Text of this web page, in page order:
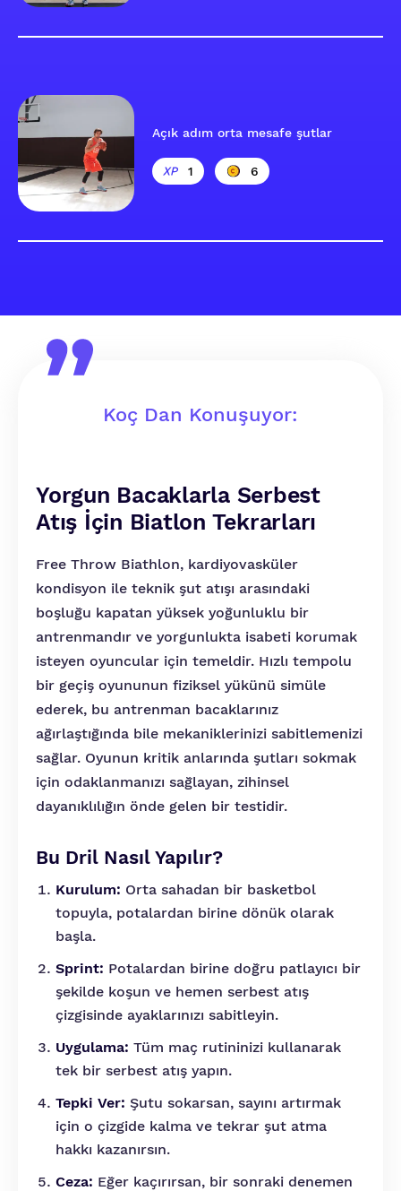
Açık adım orta mesafe şutlar
1 6
Koç Dan Konuşuyor:
Yorgun Bacaklarla Serbest
Atış İçin Biatlon Tekrarları
Free Throw Biathlon, kardiyovasküler
kondisyon ile teknik şut atışı arasındaki
boşluğu kapatan yüksek yoğunluklu bir
antrenmandır ve yorgunlukta isabeti korumak
isteyen oyuncular için temeldir. Hızlı tempolu
bir geçiş oyununun fiziksel yükünü simüle
ederek, bu antrenman bacaklarınız
ağırlaştığında bile mekaniklerinizi sabitlemenizi
sağlar. Oyunun kritik anlarında şutları sokmak
için odaklanmanızı sağlayan, zihinsel
dayanıklılığın önde gelen bir testidir.
Bu Dril Nasıl Yapılır?
Kurulum: Orta sahadan bir basketbol
topuyla, potalardan birine dönük olarak
başla.
Sprint: Potalardan birine doğru patlayıcı bir
şekilde koşun ve hemen serbest atış
çizgisinde ayaklarınızı sabitleyin.
Uygulama: Tüm maç rutininizi kullanarak
tek bir serbest atış yapın.
Tepki Ver: Şutu sokarsan, sayını artırmak
için o çizgide kalma ve tekrar şut atma
hakkı kazanırsın.
Ceza: Eğer kaçırırsan, bir sonraki denemen